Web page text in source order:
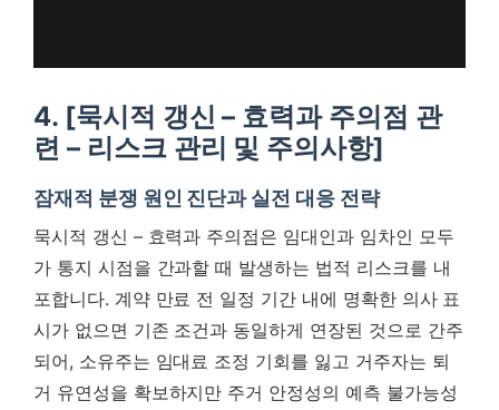
4. [묵시적 갱신 – 효력과 주의점 관
련 – 리스크 관리 및 주의사항]
잠재적 분쟁 원인 진단과 실전 대응 전략
묵시적 갱신 – 효력과 주의점은 임대인과 임차인 모두
가 통지 시점을 간과할 때 발생하는 법적 리스크를 내
포합니다. 계약 만료 전 일정 기간 내에 명확한 의사 표
시가 없으면 기존 조건과 동일하게 연장된 것으로 간주
되어, 소유주는 임대료 조정 기회를 잃고 거주자는 퇴
거 유연성을 확보하지만 주거 안정성의 예측 불가능성